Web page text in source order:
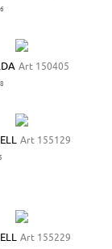
Art 150405
Art 155129
Art 155229